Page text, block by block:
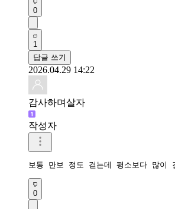
0
1
답글 쓰기
2026.04.29 14:22
감사하며살자
작성자
보통 만보 정도 걷는데 평소보다 많이
0